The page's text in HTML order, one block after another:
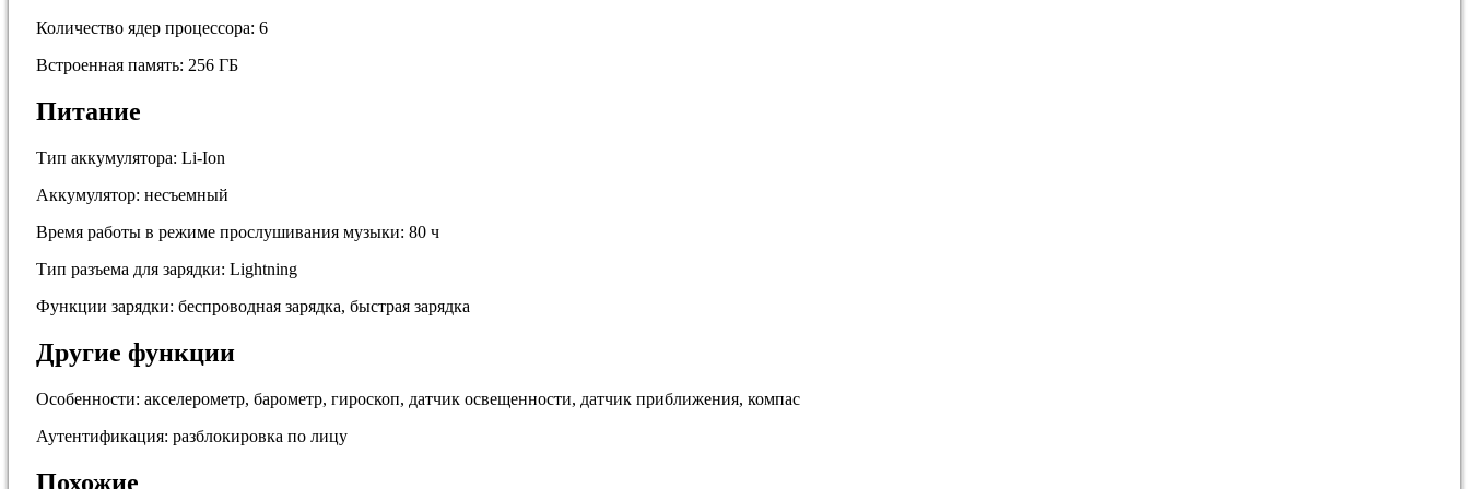
Количество ядер процессора: 6
Встроенная память: 256 ГБ
Питание
Тип аккумулятора: Li-Ion
Аккумулятор: несъемный
Время работы в режиме прослушивания музыки: 80 ч
Тип разъема для зарядки: Lightning
Функции зарядки: беспроводная зарядка, быстрая зарядка
Другие функции
Особенности: акселерометр, барометр, гироскоп, датчик освещенности, датчик приближения, компас
Аутентификация: разблокировка по лицу
Похожие